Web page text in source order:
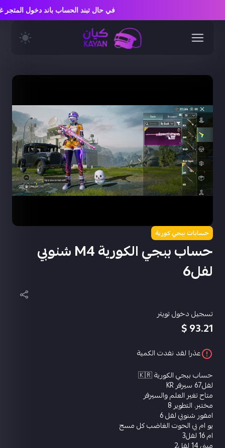
حسابات ببجي كورية
حساب ببجي الكورية M4 شنوبي
لفل6
تسجيل دخول تويتر
93.21 $
عذرا لقد نفدت الكمية
حساب ببجي الكورية 🇰🇷
لفل67 سيرفر KR
متاح تغير العلم والسيرفر
مختبر. التطوير 8
امفور شنوبي لفل 6
يو ام بي الحوت الغاضب كل مسج
ام 16 لفل3
في حال تبند الحساب باند دخول